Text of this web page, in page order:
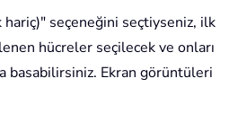
seçeneğini seçtiyseniz, ilk
hücreler seçilecek ve onları
basabilirsiniz. Ekran görüntüleri